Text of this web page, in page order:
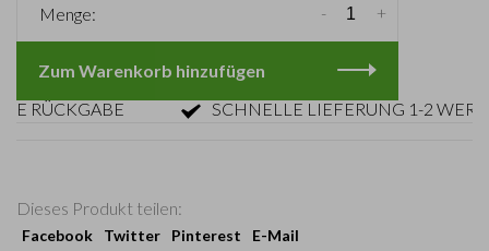
Menge: +
-
Zum Warenkorb hinzufügen
SCHNELLE LIEFERUNG 1-2
Dieses Produkt teilen:
Facebook Twitter Pinterest E-Mail